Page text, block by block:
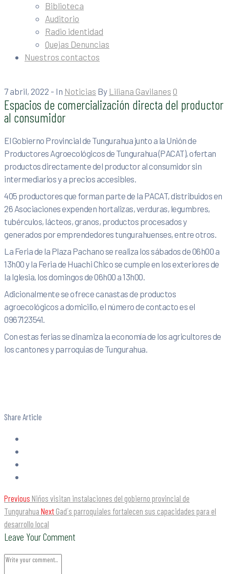
Biblioteca
Auditorio
Radio identidad
Quejas Denuncias
Nuestros contactos
7 abril, 2022 - In Noticias By Liliana Gavilanes 0
Espacios de comercialización directa del productor
al consumidor
El Gobierno Provincial de Tungurahua junto a la Unión de
Productores Agroecológicos de Tungurahua (PACAT), ofertan
productos directamente del productor al consumidor sin
intermediarios y a precios accesibles.
405 productores que forman parte de la PACAT, distribuidos en
26 Asociaciones expenden hortalizas, verduras, legumbres,
tubérculos, lácteos, granos, productos procesados y
generados por emprendedores tungurahuenses, entre otros.
La Feria de la Plaza Pachano se realiza los sábados de 06h00 a
13h00 y la Feria de Huachi Chico se cumple en los exteriores de
la Iglesia, los domingos de 06h00 a 13h00.
Adicionalmente se ofrece canastas de productos
agroecológicos a domicilio, el número de contacto es el
0967123541.
Con estas ferias se dinamiza la economía de los agricultores de
los cantones y parroquias de Tungurahua.
Share Article
Previous Niños visitan instalaciones del gobierno provincial de
Tungurahua Next Gad´s parroquiales fortalecen sus capacidades para el
desarrollo local
Leave Your Comment